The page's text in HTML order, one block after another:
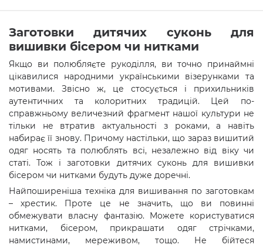
Заготовки дитячих суконь для
вишивки бісером чи нитками
Якщо ви полюбляєте рукоділля, ви точно принаймні
цікавилися народними українськими візерунками та
мотивами. Звісно ж, це стосується і прихильників
аутентичних та колоритних традицій. Цей по-
справжньому величезний фрагмент нашої культури не
тільки не втратив актуальності з роками, а навіть
набирає її знову. Причому настільки, що зараз вишитий
одяг носять та полюблять всі, незалежно від віку чи
статі. Тож і заготовки дитячих суконь для вишивки
бісером чи нитками будуть дуже доречні.
Найпоширеніша техніка для вишивання по заготовкам
– хрестик. Проте це не значить, що ви повинні
обмежувати власну фантазію. Можете користуватися
нитками, бісером, прикрашати одяг стрічками,
намистинами, мереживом, тощо. Не бійтеся